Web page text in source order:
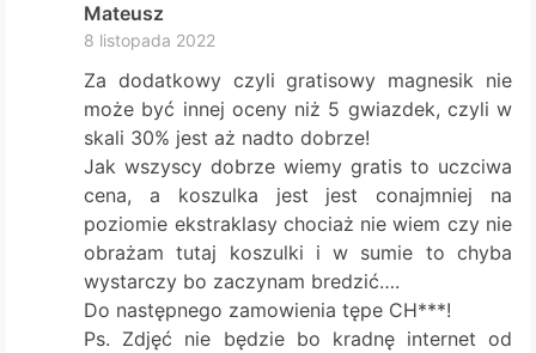
Mateusz
8 listopada 2022
Za dodatkowy czyli gratisowy magnesik nie
może być innej oceny niż 5 gwiazdek, czyli w
skali 30% jest aż nadto dobrze!
Jak wszyscy dobrze wiemy gratis to uczciwa
cena, a koszulka jest jest conajmniej na
poziomie ekstraklasy chociaż nie wiem czy nie
obrażam tutaj koszulki i w sumie to chyba
wystarczy bo zaczynam bredzić….
Do następnego zamowienia tępe CH***!
Ps. Zdjęć nie będzie bo kradnę internet od